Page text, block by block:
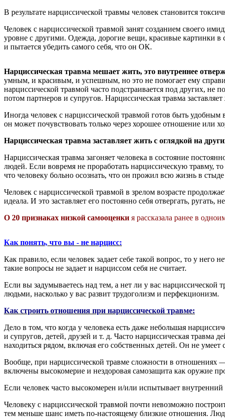
В результате нарциссической травмы человек становится
Человек с нарциссической травмой занят созданием своего
уровне с другими. Одежда, дорогие вещи, красивые картинки в
и пытается убедить самого себя, что он ОК.
Нарциссическая травма мешает жить, это внутреннее
умным, и красивым, и успешным, но это не помогает ему
нарциссической травмой часто подстраивается под других, не
потом партнеров и супругов. Нарциссическая травма
Иногда человек с нарциссической травмой готов быть
он может почувствовать только через хорошее отношение
Нарциссическая травма заставляет жить с оглядкой на
Нарциссическая травма загоняет человека в состояние
людей. Если вовремя не проработать нарциссическую травму,
что человеку больно осознать, что он прожил всю жизнь в
Человек с нарциссической травмой в зрелом возрасте
идеала. И это заставляет его постоянно себя отвергать,
О 20 признаках низкой самооценки я рассказала ранее в
Как понять, что вы - не нарцисс:
Как правило, если человек задает себе такой вопрос, то у
такие вопросы не задает и нарциссом себя не считает.
Если вы задумываетесь над тем, а нет ли у вас
людьми, насколько у вас развит трудоголизм и перфекционизм.
Как строить отношения при нарциссической травме:
Дело в том, что когда у человека есть даже небольшая
и супругов, детей, друзей и т. д. Часто нарциссическая травма
находиться рядом, включая его собственных детей. Он не
Вообще, при нарциссической травме сложности в отношениях
включены высокомерие и нездоровая самозащита как оружие
Если человек часто высокомерен и/или испытывает
Человеку с нарциссической травмой почти невозможно
тем меньше шанс иметь по-настоящему близкие отношения.